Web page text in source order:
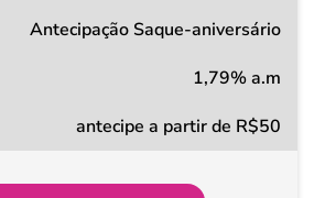
Antecipação Saque-aniversário
1,79% a.m
antecipe a partir de R$50